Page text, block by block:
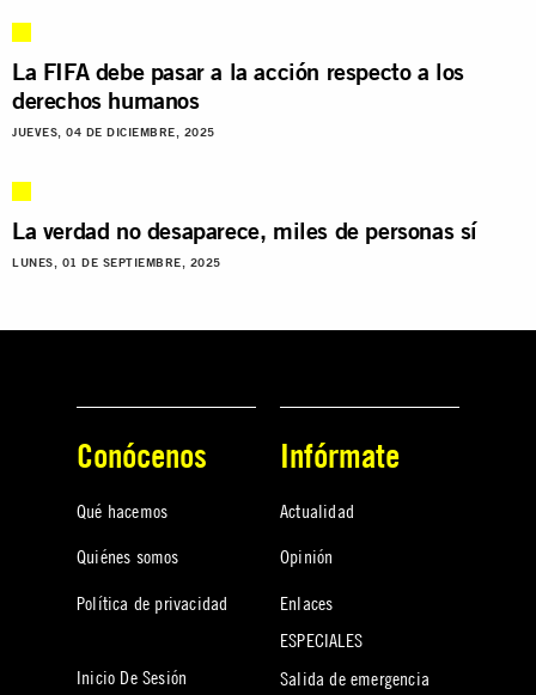
La FIFA debe pasar a la acción respecto a los
derechos humanos
JUEVES, 04 DE DICIEMBRE, 2025
La verdad no desaparece, miles de personas sí
LUNES, 01 DE SEPTIEMBRE, 2025
Conócenos
Qué hacemos
Quiénes somos
Política de privacidad
Inicio De Sesión
Infórmate
Actualidad
Opinión
Enlaces
ESPECIALES
Salida de emergencia